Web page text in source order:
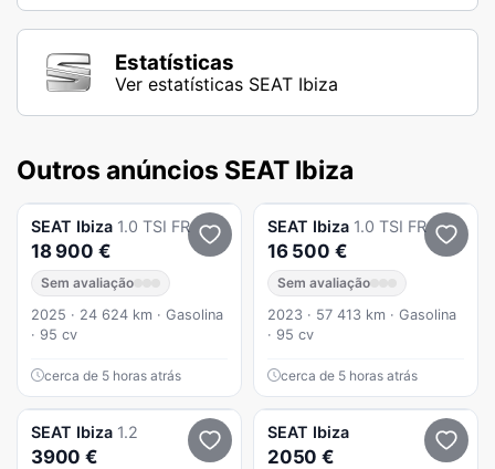
Estatísticas
Ver estatísticas SEAT Ibiza
Outros anúncios SEAT Ibiza
SEAT Ibiza 1.0 TSI FR
18 900 €
Sem avaliação
2025 · 24 624 km · Gasolina
· 95 cv
cerca de 5 horas atrás
SEAT Ibiza 1.0 TSI FR
16 500 €
Sem avaliação
2023 · 57 413 km · Gasolina
· 95 cv
cerca de 5 horas atrás
SEAT Ibiza 1.2
3900 €
SEAT Ibiza
2050 €